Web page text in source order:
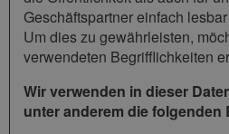
Geschäftspartner einfach
Um dies zu gewährleisten,
verwendeten Begrifflichkeiten
Wir verwenden in dieser
unter anderem die folgenden